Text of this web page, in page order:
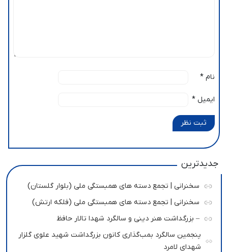
نام *
ایمیل *
ثبت نظر
جدیدترین
سخنرانی | تجمع دسته های همبستگی ملی (بلوار گلستان)
سخنرانی | تجمع دسته های همبستگی ملی (فلکه ارتش)
– بزرگداشت هنر دینی و سالگرد شهدا تالار حافظ
پنجمین سالگرد بمب‌گذاری کانون بزرگداشت شهید علوی گلزار
شهدای لامرد